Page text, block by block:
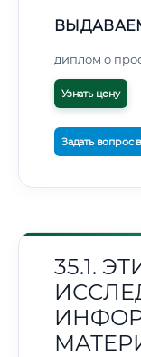
диплом о
Узнать цену
Задать вопрос
35.1.